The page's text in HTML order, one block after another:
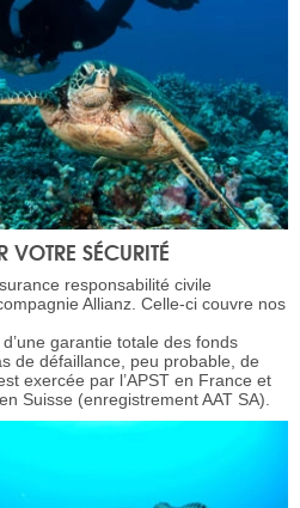
SÉCURITÉ
responsabilité civile
Allianz. Celle-ci couvre nos
garantie totale des fonds
de défaillance, peu probable, de
exercée par l’APST en France et
Suisse (enregistrement AAT SA).